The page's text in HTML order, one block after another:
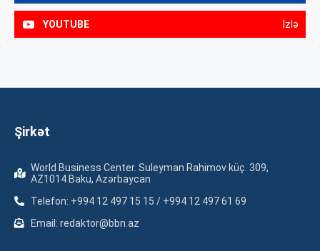
YOUTUBE İzlə
Şirkət
World Business Center. Suleyman Rahimov küç. 309,
AZ1014 Baku, Azərbaycan
Telefon: +994 12 497 15 15 / +994 12 497 61 69
Email: redaktor@bbn.az